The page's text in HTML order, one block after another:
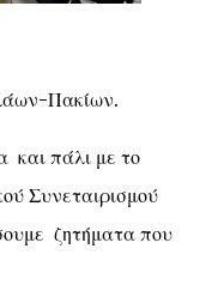
Πακίων.
και πάλι με το
Συνεταιρισμού
ζητήματα που